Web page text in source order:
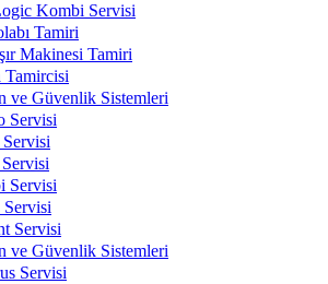
Kombi Servisi
Tamiri
Makinesi Tamiri
Tamircisi
ve Güvenlik Sistemleri
Servisi
Servisi
Servisi
ve Güvenlik Sistemleri
Servisi